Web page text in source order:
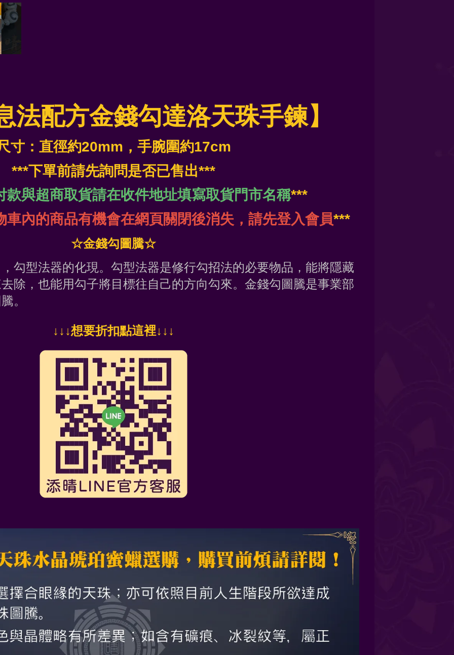
法配方金錢勾達洛天珠手鍊】
寸：直徑約20mm ，手腕圍約17cm
***下單前請先詢問是否已售出***
款與超商取貨請在收件地址填寫取貨門市名稱***
車內的商品有機會在網頁關閉後消失，請先登入會員***
☆金錢勾圖騰☆
勾型法器的化現。勾型法器是修行勾招法的必要物品，能將隱藏
除，也能用勾子將目標往自己的方向勾來。金錢勾圖騰是事業部
。
↓ ↓↓想要折扣點這裡↓↓↓